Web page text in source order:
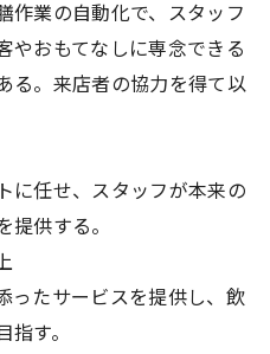
作業の自動化で、スタッフ
やおもてなしに専念できる
る。来店者の協力を得て以
に任せ、スタッフが本来の
提供する。
ったサービスを提供し、飲
す。